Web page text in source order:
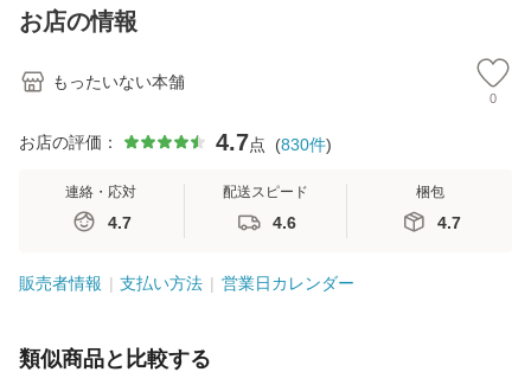
恵 藤本幸三 / 南江
堂 [単行
お店の情報
もったいない本舗
0
お店の評価： 4.7点 (830件)
連絡・応対
4.7
配送スピード
4.6
梱包
4.7
販売者情報 支払い方法 営業日カレンダー
類似商品と比較する